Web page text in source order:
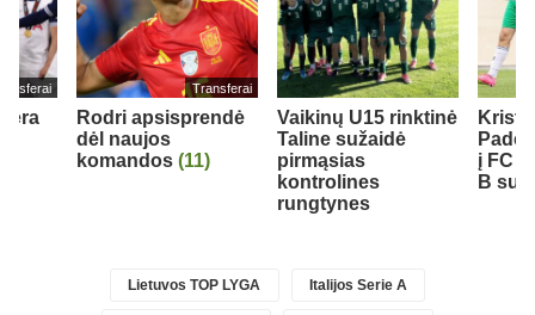
Transferai
Rodri apsisprendė
dėl naujos
komandos (11)
Vaikinų U15 rinktinė
Taline sužaidė
pirmąsias
kontrolines
rungtynes
į FC
B
Lietuvos TOP LYGA Italijos Serie A